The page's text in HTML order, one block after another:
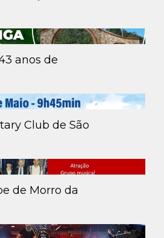
anos de
Club de São
de Morro da